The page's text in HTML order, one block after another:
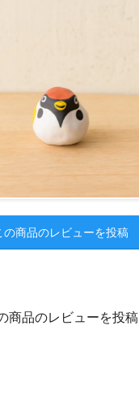
の商品のレビューを投稿
商品のレビューを投稿